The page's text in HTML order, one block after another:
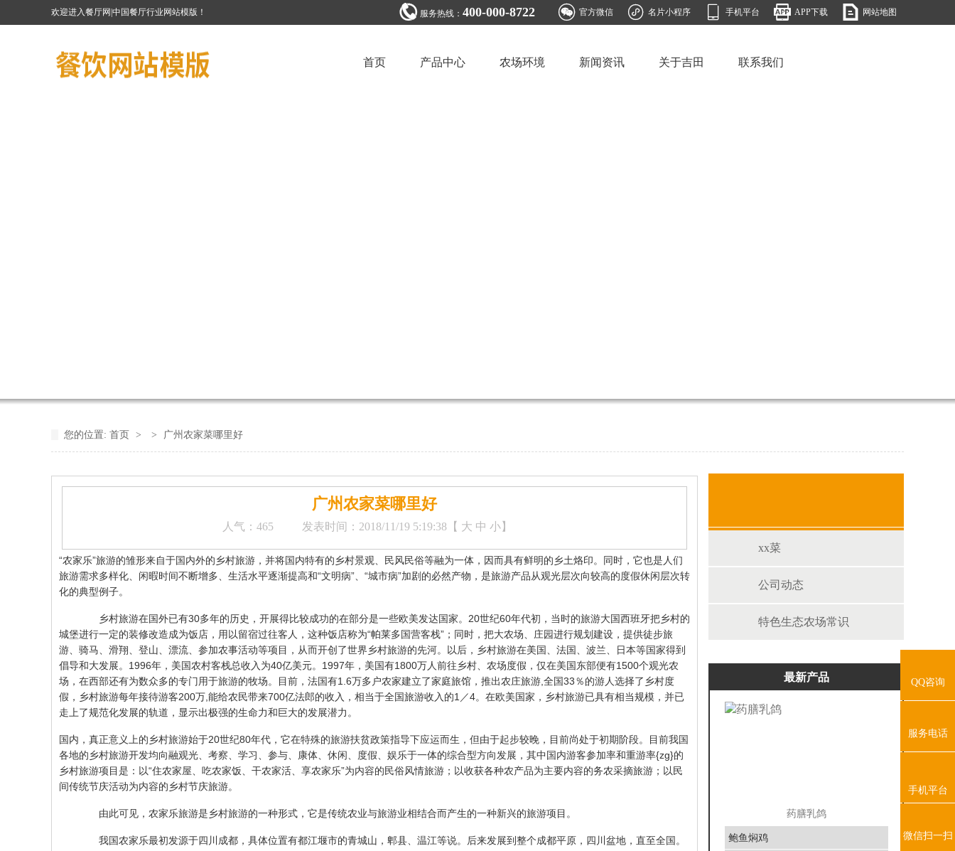
服务热线：
 400-000-8722  官方微信  名片小程序  手机平台  APP下载  网站地图
欢迎进入餐厅网|中国餐厅行业网站模版！
首页 产品中心 农场环境 新闻资讯 关于吉田 联系我们
您的位置: 首页 > > 广州农家菜哪里好
xx菜
公司动态
特色生态农场常识
广州农家菜哪里好
人气： 465 发表时间：2018/11/19 5:19:38【 大 中 小】
“农家乐”旅游的雏形来自于国内外的乡村旅游，并将国内特有的乡村景观、民风民俗等融为一体，因而具有鲜明的乡土烙印。同时，它也是人们
旅游需求多样化、闲暇时间不断增多、生活水平逐渐提高和“文明病”、“城市病”加剧的必然产物，是旅游产品从观光层次向较高的度假休闲层次转
化的典型例子。
乡村旅游在国外已有30多年的历史，开展得比较成功的在部分是一些欧美发达国家。20世纪60年代初，当时的旅游大国西班牙把乡村的
城堡进行一定的装修改造成为饭店，用以留宿过往客人，这种饭店称为“帕莱多国营客栈”；同时，把大农场、庄园进行规划建设，提供徒步旅
游、骑马、滑翔、登山、漂流、参加农事活动等项目，从而开创了世界乡村旅游的先河。以后，乡村旅游在美国、法国、波兰、日本等国家得到
倡导和大发展。1996年，美国农村客栈总收入为40亿美元。1997年，美国有1800万人前往乡村、农场度假，仅在美国东部便有1500个观光农
场，在西部还有为数众多的专门用于旅游的牧场。目前，法国有1.6万多户农家建立了家庭旅馆，推出农庄旅游,全国33％的游人选择了乡村度
假，乡村旅游每年接待游客200万,能给农民带来700亿法郎的收入，相当于全国旅游收入的1／4。在欧美国家，乡村旅游已具有相当规模，并已
走上了规范化发展的轨道，显示出极强的生命力和巨大的发展潜力。
国内，真正意义上的乡村旅游始于20世纪80年代，它在特殊的旅游扶贫政策指导下应运而生，但由于起步较晚，目前尚处于初期阶段。目前我国
各地的乡村旅游开发均向融观光、考察、学习、参与、康体、休闲、度假、娱乐于一体的综合型方向发展，其中国内游客参加率和重游率{zg}的
乡村旅游项目是：以“住农家屋、吃农家饭、干农家活、享农家乐”为内容的民俗风情旅游；以收获各种农产品为主要内容的务农采摘旅游；以民
间传统节庆活动为内容的乡村节庆旅游。
由此可见，农家乐旅游是乡村旅游的一种形式，它是传统农业与旅游业相结合而产生的一种新兴的旅游项目。
我国农家乐最初发源于四川成都，具体位置有都江堰市的青城山，郫县、温江等说。后来发展到整个成都平原，四川盆地，直至全国。
最新产品
药膳乳鸽
鲍鱼焖鸡
QQ咨询
服务电话
手机平台
微信扫一扫